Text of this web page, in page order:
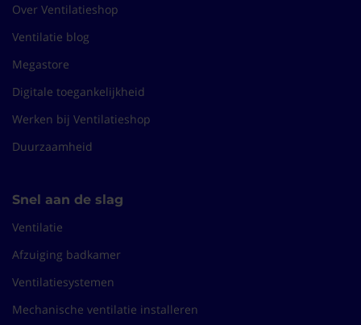
Over Ventilatieshop
Ventilatie blog
Megastore
Digitale toegankelijkheid
Werken bij Ventilatieshop
Duurzaamheid
Snel aan de slag
Ventilatie
Afzuiging badkamer
Ventilatiesystemen
Mechanische ventilatie installeren